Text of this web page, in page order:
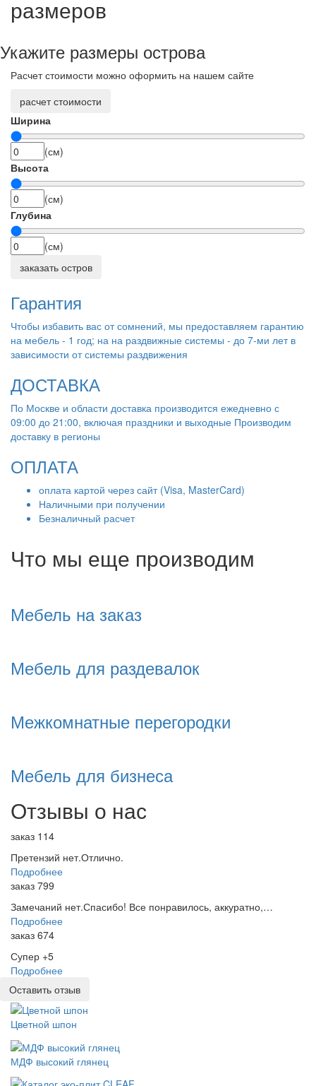
размеров
Укажите размеры острова
Расчет стоимости можно оформить на нашем сайте
расчет стоимости
Ширина
(см)
Высота
(см)
Глубина
(см)
заказать остров
Гарантия
Чтобы избавить вас от сомнений, мы предоставляем гарантию
на мебель - 1 год; на на раздвижные системы - до 7-ми лет в
зависимости от системы раздвижения
ДОСТАВКА
По Москве и области доставка производится ежедневно с
09:00 до 21:00, включая праздники и выходные Производим
доставку в регионы
ОПЛАТА
оплата картой через сайт (Visa, MasterCard)
Наличными при получении
Безналичный расчет
Что мы еще производим
Мебель на заказ
Мебель для раздевалок
Межкомнатные перегородки
Мебель для бизнеса
Отзывы о нас
заказ 114
Претензий нет.Отлично.
Подробнее
заказ 799
Замечаний нет.Спасибо! Все понравилось, аккуратно,…
Подробнее
заказ 674
Супер +5
Подробнее
Оставить отзыв
Цветной шпон
МДФ высокий глянец